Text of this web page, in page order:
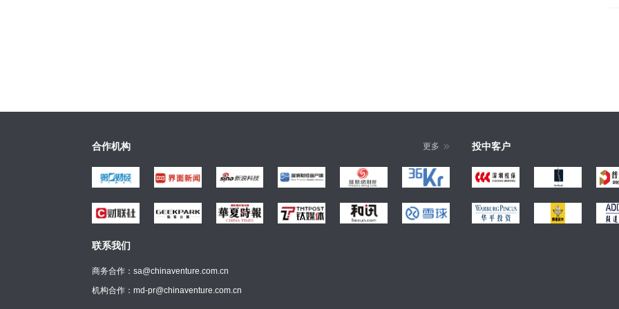
合作机构 更多 投中客户
联系我们
商务合作：sa@chinaventure.com.cn
机构合作：md-pr@chinaventure.com.cn